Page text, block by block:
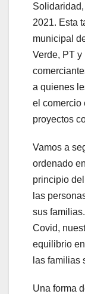
2021. Esta
municipal
Verde, PT
a quienes
el comercio
proyectos
Vamos a
ordenado
principio
las
sus
Covid,
equilibrio
las familias
Una forma